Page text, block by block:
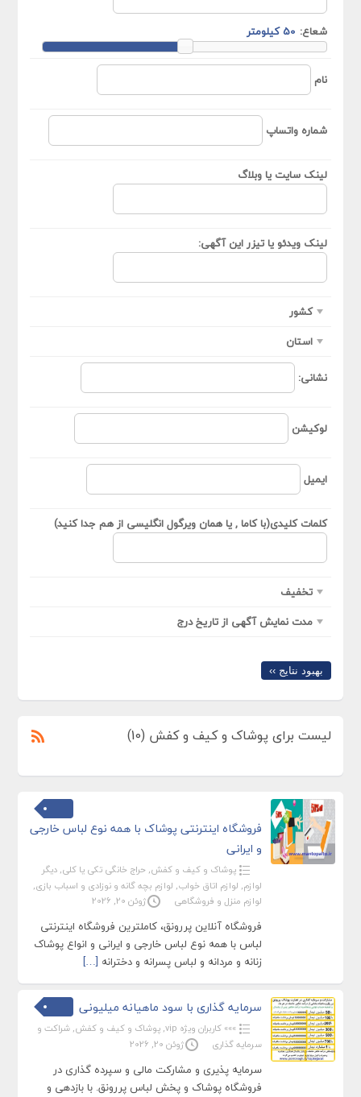
شعاع:
نام
شماره واتساپ
لینک سایت یا وبلاگ
لینک ویدئو یا تیزر این آگهی:
کشور
استان
نشانی:
لوکیشن
ایمیل
کلمات کلیدی(با کاما , یا همان ویرگول انگلیسی از هم جدا کنید)
تخفیف
مدت نمایش آگهی از تاریخ درج
بهبود نتایج ››
لیست برای پوشاک و کیف و کفش (10)
فروشگاه اینترنتی پوشاک با همه نوع لباس خارجی
و ایرانی
پوشاک و کیف و کفش, حراج خانگی تکی یا کلی, دیگر
لوازم, لوازم اتاق خواب, لوازم بچه گانه و نوزادی و اسباب بازی,
لوازم منزل و فروشگاهی
ژوئن 20, 2026
فروشگاه آنلاین پررونق، کاملترین فروشگاه اینترنتی
لباس با همه نوع لباس خارجی و ایرانی و انواع پوشاک
زنانه و مردانه و لباس پسرانه و دخترانه […]
سرمایه گذاری با سود ماهیانه میلیونی
»»» کاربران ویژه vip , پوشاک و کیف و کفش, شراکت و
سرمایه گذاری
ژوئن 20, 2026
سرمایه پذیری و مشارکت مالی و سپرده گذاری در
فروشگاه پوشاک و پخش لباس پررونق. با بازدهی و